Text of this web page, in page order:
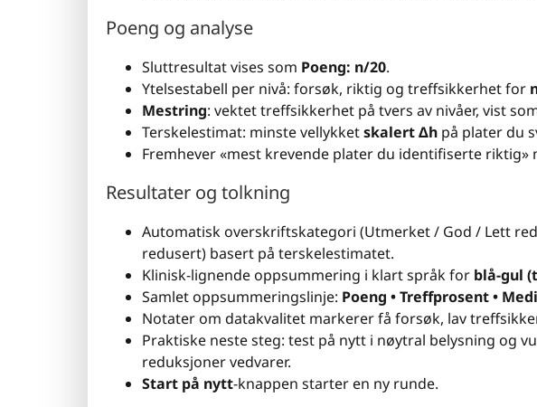
Poeng og analyse
Sluttresultat vises som Poeng: n/20.
Ytelsestabell per nivå: forsøk, riktig og treffsikkerhet for
Mestring: vektet treffsikkerhet på tvers av nivåer, vist
Terskelestimat: minste vellykketskalert Δh på plater du
Fremhever «mest krevende plater du identifiserte riktig»
Resultater og tolkning
Automatisk overskriftskategori (Utmerket / God / Lett
redusert) basert på terskelestimatet.
Klinisk-lignende oppsummering i klart språk for blå-gul
Samlet oppsummeringslinje: Poeng • Treffprosent •
Notater om datakvalitet markerer få forsøk, lav
Praktiske neste steg: test på nytt i nøytral belysning og
reduksjoner vedvarer.
Start på nytt-knappen starter en ny runde.